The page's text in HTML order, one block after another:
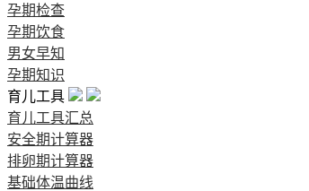
孕期检查
孕期饮食
男女早知
孕期知识
育儿工具
育儿工具汇总
安全期计算器
排卵期计算器
基础体温曲线